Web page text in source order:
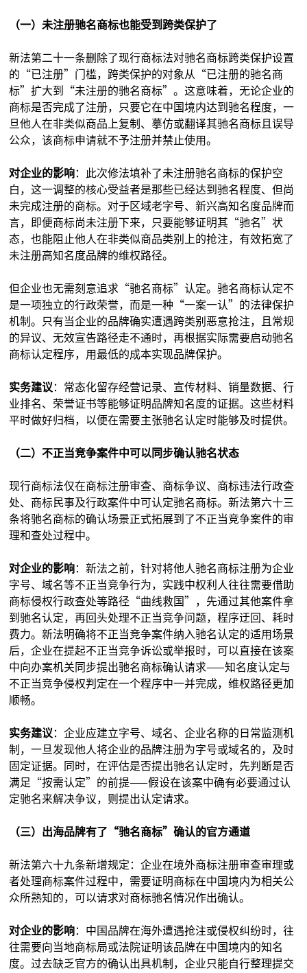
（一）未注册驰名商标也能受到跨类保护了
新法第二十一条删除了现行商标法对驰名商标跨类保护设置
的“已注册”门槛，跨类保护的对象从“已注册的驰名商
标”扩大到“未注册的驰名商标”。这意味着，无论企业的
商标是否完成了注册，只要它在中国境内达到驰名程度，一
旦他人在非类似商品上复制、摹仿或翻译其驰名商标且误导
公众，该商标申请就不予注册并禁止使用。
对企业的影响：此次修法填补了未注册驰名商标的保护空
白，这一调整的核心受益者是那些已经达到驰名程度、但尚
未完成注册的商标。对于区域老字号、新兴高知名度品牌而
言，即便商标尚未注册下来，只要能够证明其“驰名”状
态，也能阻止他人在非类似商品类别上的抢注，有效拓宽了
未注册高知名度品牌的维权路径。
但企业也无需刻意追求“驰名商标”认定。驰名商标认定不
是一项独立的行政荣誉，而是一种“一案一认”的法律保护
机制。只有当企业的品牌确实遭遇跨类别恶意抢注，且常规
的异议、无效宣告路径走不通时，再根据实际需要启动驰名
商标认定程序，用最低的成本实现品牌保护。
实务建议 ：常态化留存经营记录、宣传材料、销量数据、行
业排名、荣誉证书等能够证明品牌知名度的证据。这些材料
平时做好归档，以便在需要主张驰名认定时能够及时提供。
（二）不正当竞争案件中可以同步确认驰名状态
现行商标法仅在商标注册审查、商标争议、商标违法行政查
处、商标民事及行政案件中可认定驰名商标。新法第六十三
条将驰名商标的确认场景正式拓展到了不正当竞争案件的审
理和查处过程中。
对企业的影响：新法之前，针对将他人驰名商标注册为企业
字号、域名等不正当竞争行为，实践中权利人往往需要借助
商标侵权行政查处等路径“曲线救国”，先通过其他案件拿
到驰名认定，再回头处理不正当竞争问题，程序迂回、耗时
费力。新法明确将不正当竞争案件纳入驰名认定的适用场景
后，企业在提起不正当竞争诉讼或举报时，可以直接在该案
中向办案机关同步提出驰名商标确认请求——知名度认定与
不正当竞争侵权判定在一个程序中一并完成，维权路径更加
顺畅。
实务建议 ：企业应建立字号、域名、企业名称的日常监测机
制，一旦发现他人将企业的品牌注册为字号或域名的，及时
固定证据。同时，在评估是否提出驰名认定时，先判断是否
满足“按需认定”的前提——假设在该案中确有必要通过认
定驰名来解决争议，则提出认定请求。
（三）出海品牌有了“驰名商标”确认的官方通道
新法第六十九条新增规定：企业在境外商标注册审查审理或
者处理商标案件过程中，需要证明商标在中国境内为相关公
众所熟知的，可以请求对商标驰名情况作出确认。
对企业的影响：中国品牌在海外遭遇抢注或侵权纠纷时，往
往需要向当地商标局或法院证明该品牌在中国境内的知名
度。过去缺乏官方的确认出具机制，企业只能自行整理提交